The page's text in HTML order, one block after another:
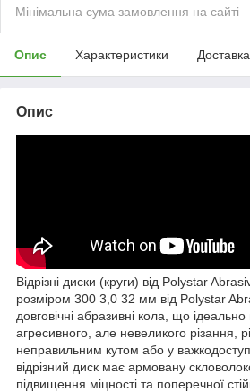
Мінімальна сума замовлення на сайті
Опис Характеристики Доставка
Опис
Відрізні диски (круги) від Polystar
розміром 300 3,0 32 мм від Polystar
довговічні абразивні кола, що ідеально
агресивного, але невеликого різання,
неправильним кутом або у
відрізний диск має армовану
підвищення міцності та поперечної